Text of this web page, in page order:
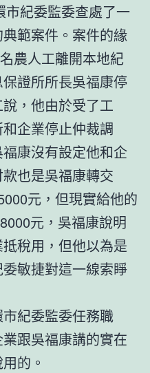
紀委監委查處了一
範案件。案件的緣
農人工離開本地紀
證所所長吳福康停
，他由於受了工
企業停止仲裁調
康沒有設定他和企
也是吳福康轉交
元，但現實給他的
元，吳福康說明
稅用，但他以為是
敏捷對這一線索睜
紀委監委任務職
跟吳福康講的實在
的。